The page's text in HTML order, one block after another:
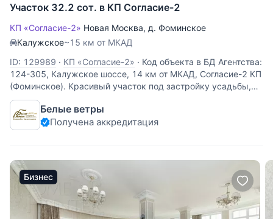
Участок 32.2 сот. в КП Согласие-2
КП «Согласие-2» Новая Москва, д. Фоминское
Калужское~15 км от МКАД
ID: 129989 · КП «Согласие-2» · Код объекта в БД Агентства:
124-305, Калужское шоссе, 14 км от МКАД, Согласие-2 КП
(Фоминское). Красивый участок под застройку усадьбы,
резиденции. Участок граничит с лесным массивом, на
большей части участка - смешанный лес (сосны, ели
Белые ветры
Получена аккредитация
Бизнес